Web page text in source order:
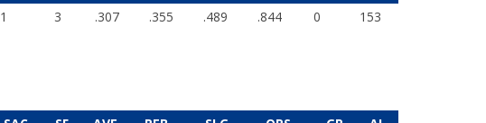
1 3 .307 .355 .489 .844 0 153